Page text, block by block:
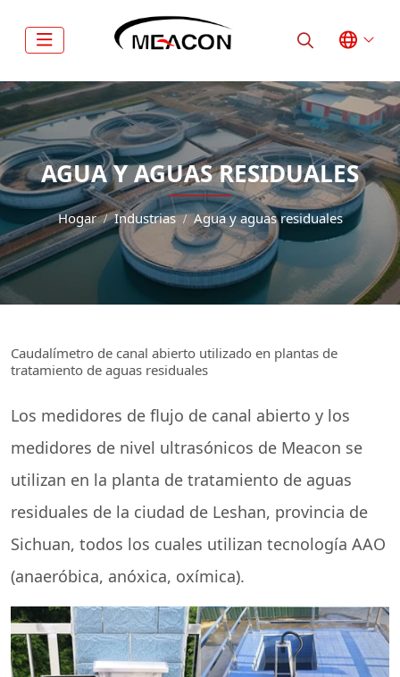
AGUA Y AGUAS RESIDUALES
Hogar Industrias Agua y aguas residuales
Caudalímetro de canal abierto utilizado en plantas de
tratamiento de aguas residuales
Los medidores de flujo de canal abierto y los
medidores de nivel ultrasónicos de Meacon se
utilizan en la planta de tratamiento de aguas
residuales de la ciudad de Leshan, provincia de
Sichuan, todos los cuales utilizan tecnología AAO
(anaeróbica, anóxica, oxímica).